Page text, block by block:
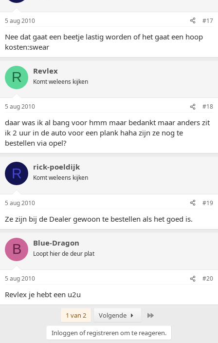
5 aug 2010 #17
Nee dat gaat een beetje lastig worden of het gaat een hoop
kosten:swear
R Revlex
Komt weleens kijken
5 aug 2010 #18
daar was ik al bang voor hmm maar bedankt maar anders zit
ik 2 uur in de auto voor een plank haha zijn ze nog te
bestellen via opel?
R rick-poeldijk
Komt weleens kijken
5 aug 2010 #19
Ze zijn bij de Dealer gewoon te bestellen als het goed is.
B Blue-Dragon
Loopt hier de deur plat
5 aug 2010 #20
Revlex je hebt een u2u
1 van 2 Volgende
Inloggen of registreren om te reageren.